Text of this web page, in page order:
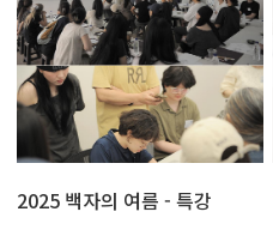
2025 백자의 여름 - 특강